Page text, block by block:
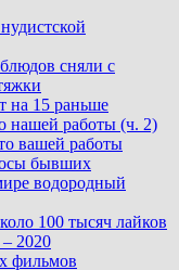
сняли с
на 15 раньше
нашей работы (ч. 2)
вашей работы
бывших
водородный
100 тысяч лайков
2020
фильмов